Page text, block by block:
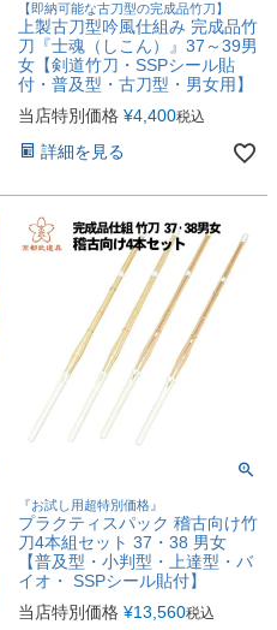
【即納可能な古刀型の完成品竹刀】
上製古刀型吟風仕組み 完成品竹
刀『士魂（しこん）』37～39男
女【剣道竹刀・SSPシール貼
付・普及型・古刀型・男女用】
当店特別価格 ¥4,400税込
詳細を見る
『お試し用超特別価格』
プラクティスパック 稽古向け竹
刀4本組セット 37・38 男女
【普及型・小判型・上達型・バ
イオ・ SSPシール貼付】
当店特別価格 ¥13,560税込